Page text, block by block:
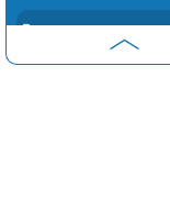
Bregenz
Graz